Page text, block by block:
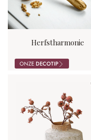
ONZEDECOTIP
Herfstharmonie